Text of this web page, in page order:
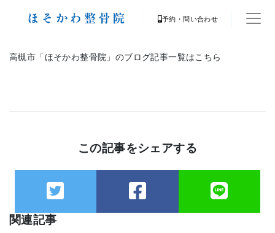
予約・問い合わせ
高槻市「ほそかわ整骨院」のブログ記事一覧はこちら
この記事をシェアする
関連記事